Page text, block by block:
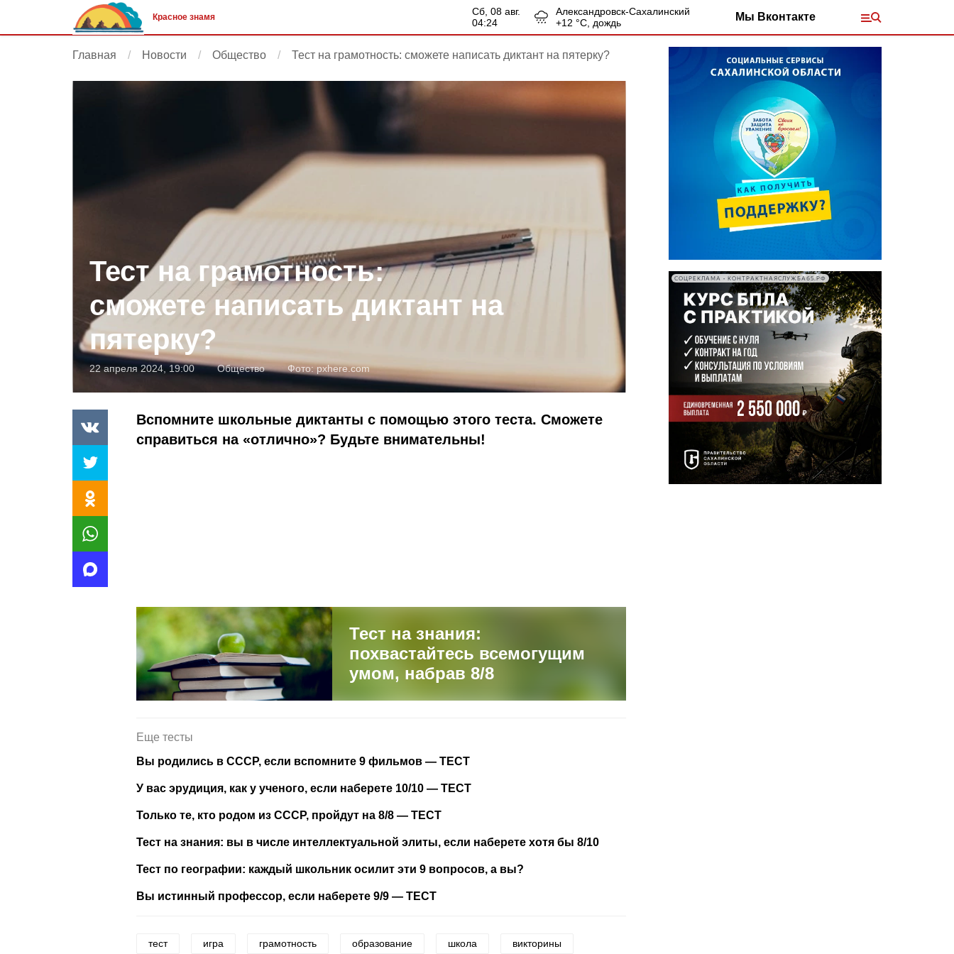
Красное знамя
сб, 08 авг.
04:24
Александровск-Сахалинский
+12 °С, дождь Мы Вконтакте
Главная Новости Общество Тест на грамотность: сможете написать диктант на пятерку?
Тест на грамотность:
сможете написать диктант на
пятерку?
22 апреля 2024, 19:00 Общество Фото:pxhere.com
Вспомните школьные диктанты с помощью этого теста. Сможете
справиться на «отлично»? Будьте внимательны!
Тест на знания:
похвастайтесь всемогущим
умом, набрав 8/8
Еще тесты
Вы родились в СССР, если вспомните 9 фильмов — ТЕСТ
У вас эрудиция, как у ученого, если наберете 10/10 — ТЕСТ
Только те, кто родом из СССР, пройдут на 8/8 — ТЕСТ
Тест на знания: вы в числе интеллектуальной элиты, если наберете хотя бы 8/10
Тест по географии: каждый школьник осилит эти 9 вопросов, а вы?
Вы истинный профессор, если наберете 9/9 — ТЕСТ
тест игра грамотность образование школа викторины
СОЦРЕКЛАМА • КОНТРАКТНАЯСЛУЖБА65.РФ